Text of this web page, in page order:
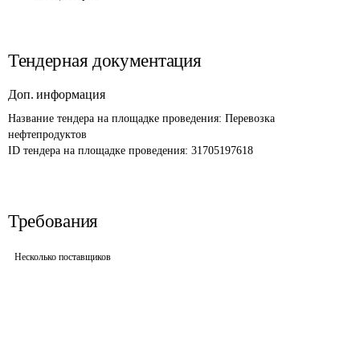
Тендерная документация
Доп. информация
Название тендера на площадке проведения: Перевозка
нефтепродуктов
ID тендера на площадке проведения: 31705197618
Требования
Несколько поставщиков